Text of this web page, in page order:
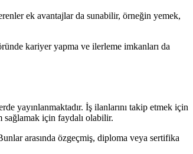
ek avantajlar da sunabilir, örneğin yemek,
kariyer yapma ve ilerleme imkanları da
yayınlanmaktadır. İş ilanlarını takip etmek için
sağlamak için faydalı olabilir.
arasında özgeçmiş, diploma veya sertifika